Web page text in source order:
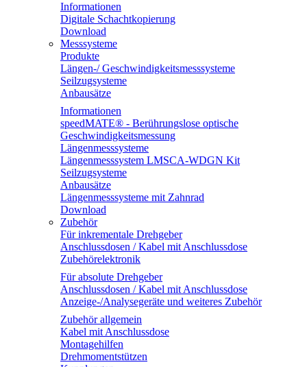
Informationen
Digitale Schachtkopierung
Download
Messsysteme
Produkte
Längen-/ Geschwindigkeitsmesssysteme
Seilzugsysteme
Anbausätze
Informationen
speedMATE® - Berührungslose optische
Geschwindigkeitsmessung
Längenmesssysteme
Längenmesssystem LMSCA-WDGN Kit
Seilzugsysteme
Anbausätze
Längenmesssysteme mit Zahnrad
Download
Zubehör
Für inkrementale Drehgeber
Anschlussdosen / Kabel mit Anschlussdose
Zubehörelektronik
Für absolute Drehgeber
Anschlussdosen / Kabel mit Anschlussdose
Anzeige-/Analysegeräte und weiteres Zubehör
Zubehör allgemein
Kabel mit Anschlussdose
Montagehilfen
Drehmomentstützen